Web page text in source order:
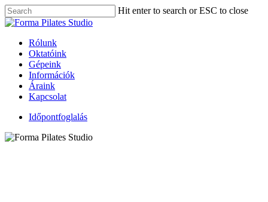
Skip
to
content
Hit enter to search or ESC to close
Close
Menu
Rólunk
Oktatóink
Gépeink
Információk
Áraink
Kapcsolat
Időpontfoglalás